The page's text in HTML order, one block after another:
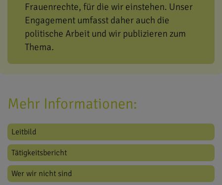
Frauenrechte, für die wir einstehen. Unser
Engagement umfasst daher auch die
politische Arbeit und wir publizieren zum
Thema.
Mehr Informationen:
Leitbild
Tätigkeitsbericht
Wer wir nicht sind